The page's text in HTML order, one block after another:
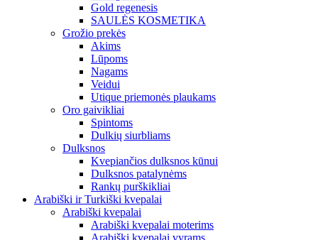
Gold regenesis
SAULĖS KOSMETIKA
Grožio prekės
Akims
Lūpoms
Nagams
Veidui
Utique priemonės plaukams
Oro gaivikliai
Spintoms
Dulkių siurbliams
Dulksnos
Kvepiančios dulksnos kūnui
Dulksnos patalynėms
Rankų purškikliai
Arabiški ir Turkiški kvepalai
Arabiški kvepalai
Arabiški kvepalai moterims
Arabiški kvepalai vyrams